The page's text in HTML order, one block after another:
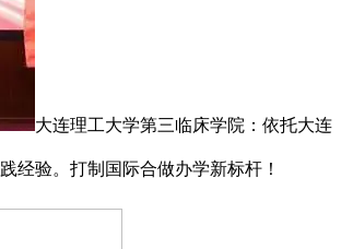
大连理工大学第三临床学院：依托大连
经验。打制国际合做办学新标杆！